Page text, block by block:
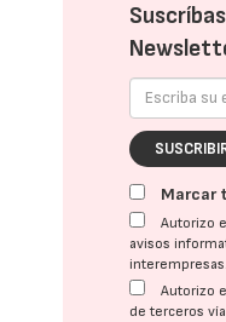
Marcar
Autorizo
avisos
Autorizo
de terceros